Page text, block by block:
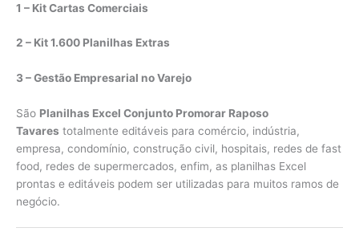
1 – Kit Cartas Comerciais
2 – Kit 1.600 Planilhas Extras
3 – Gestão Empresarial no Varejo
São Planilhas Excel Conjunto Promorar Raposo
Tavares totalmente editáveis para comércio, indústria,
empresa, condomínio, construção civil, hospitais, redes de fast
food, redes de supermercados, enfim, as planilhas Excel
prontas e editáveis podem ser utilizadas para muitos ramos de
negócio.